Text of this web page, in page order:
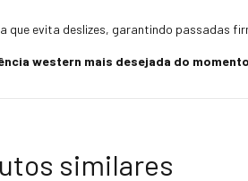
evita deslizes, garantindo passadas
western mais desejada do
similares